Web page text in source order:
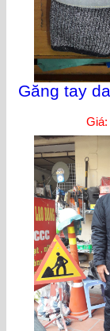
Găng tay